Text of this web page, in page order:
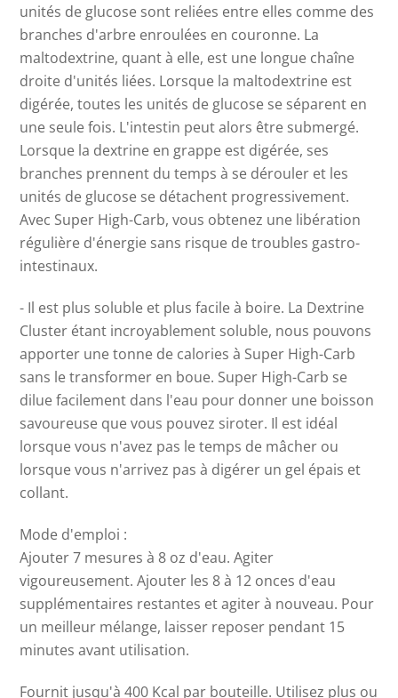
unités de glucose sont reliées entre elles comme des
branches d'arbre enroulées en couronne. La
maltodextrine, quant à elle, est une longue chaîne
droite d'unités liées. Lorsque la maltodextrine est
digérée, toutes les unités de glucose se séparent en
une seule fois. L'intestin peut alors être submergé.
Lorsque la dextrine en grappe est digérée, ses
branches prennent du temps à se dérouler et les
unités de glucose se détachent progressivement.
Avec Super High-Carb, vous obtenez une libération
régulière d'énergie sans risque de troubles gastro-
intestinaux.
- Il est plus soluble et plus facile à boire. La Dextrine
Cluster étant incroyablement soluble, nous pouvons
apporter une tonne de calories à Super High-Carb
sans le transformer en boue. Super High-Carb se
dilue facilement dans l'eau pour donner une boisson
savoureuse que vous pouvez siroter. Il est idéal
lorsque vous n'avez pas le temps de mâcher ou
lorsque vous n'arrivez pas à digérer un gel épais et
collant.
Mode d'emploi :
Ajouter 7 mesures à 8 oz d'eau. Agiter
vigoureusement. Ajouter les 8 à 12 onces d'eau
supplémentaires restantes et agiter à nouveau. Pour
un meilleur mélange, laisser reposer pendant 15
minutes avant utilisation.
Fournit jusqu'à 400 Kcal par bouteille. Utilisez plus ou